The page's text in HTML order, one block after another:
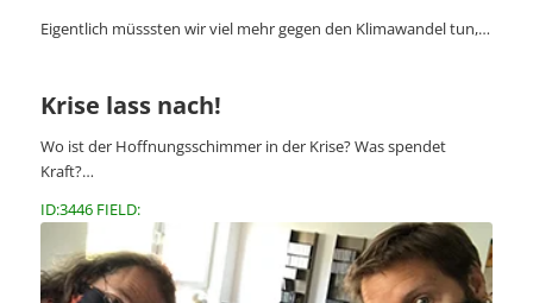
Eigentlich müsssten wir viel mehr gegen den Klimawandel tun,…
Krise lass nach!
Wo ist der Hoffnungsschimmer in der Krise? Was spendet
Kraft?…
ID:3446 FIELD: